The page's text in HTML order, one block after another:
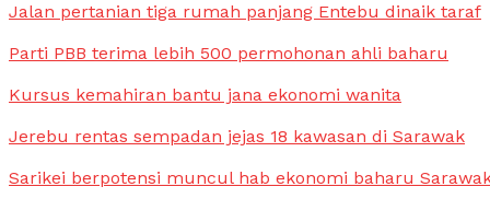
Jalan pertanian tiga rumah panjang Entebu dinaik taraf
Parti PBB terima lebih 500 permohonan ahli baharu
Kursus kemahiran bantu jana ekonomi wanita
Jerebu rentas sempadan jejas 18 kawasan di Sarawak
Sarikei berpotensi muncul hab ekonomi baharu